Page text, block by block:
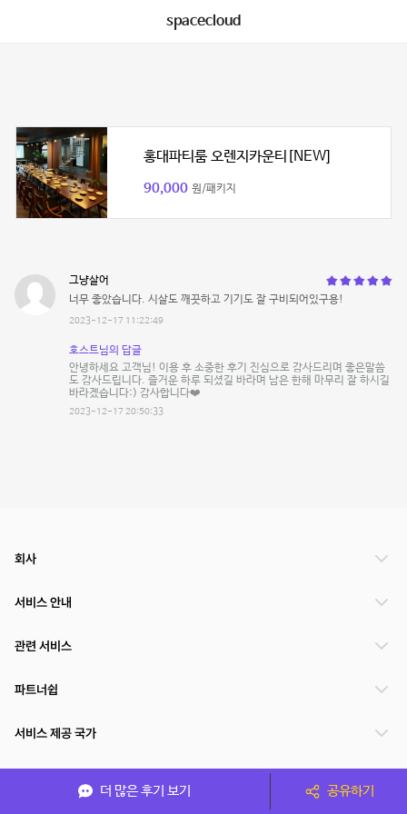
spacecloud
홍대파티룸 오렌지카운티[NEW]
90,000 원/패키지
그냥살어
너무 좋았습니다. 시살도 깨끗하고 기기도 잘 구비되어있구용!
2023-12-17 11:22:49
호스트님의 답글
안녕하세요 고객님! 이용 후 소중한 후기 진심으로 감사드리며 좋은말씀
도 감사드립니다. 즐거운 하루 되셨길 바라며 남은 한해 마무리 잘 하시길
바라겠습니다:) 감사합니다❤️
2023-12-17 20:50:33
더 많은 후기 보기 공유하기
회사
서비스 안내
관련 서비스
파트너쉽
서비스 제공 국가
(주)NSPACE 사업자정보